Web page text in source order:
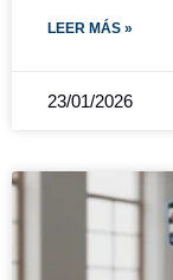
LEER MÁS »
23/01/2026